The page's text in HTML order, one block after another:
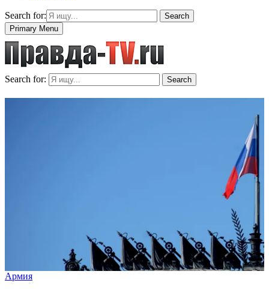
Search for:
Search
Primary Menu
Search for: Search
Армия